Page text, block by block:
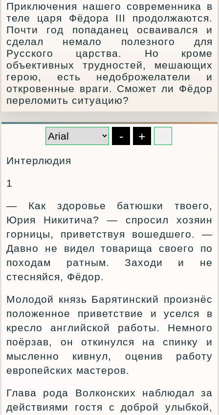
Приключения нашего современника в
теле царя Фёдора III продолжаются.
Почти год попаданец осваивался и
сделал немало полезного для
Русского царства. Но кроме
объективных трудностей, мешающих
герою, есть недоброжелатели и
откровенные враги. Сможет ли Фёдор
переломить ситуацию?
- +
Интерлюдия
1
— Как здоровье батюшки твоего,
Юрия Никитича? — спросил хозяин
горницы, приветствуя вошедшего. —
Давно не видел товарища своего по
походам ратным. Заходи и не
стесняйся, Фёдор.
Молодой князь Барятинский произнёс
положенное приветствие и уселся в
кресло английской работы. Немного
поёрзав, он откинулся на спинку и
мысленно кивнул, оценив работу
европейских мастеров.
Глава рода Волконских наблюдал за
действиями гостя с доброй улыбкой,